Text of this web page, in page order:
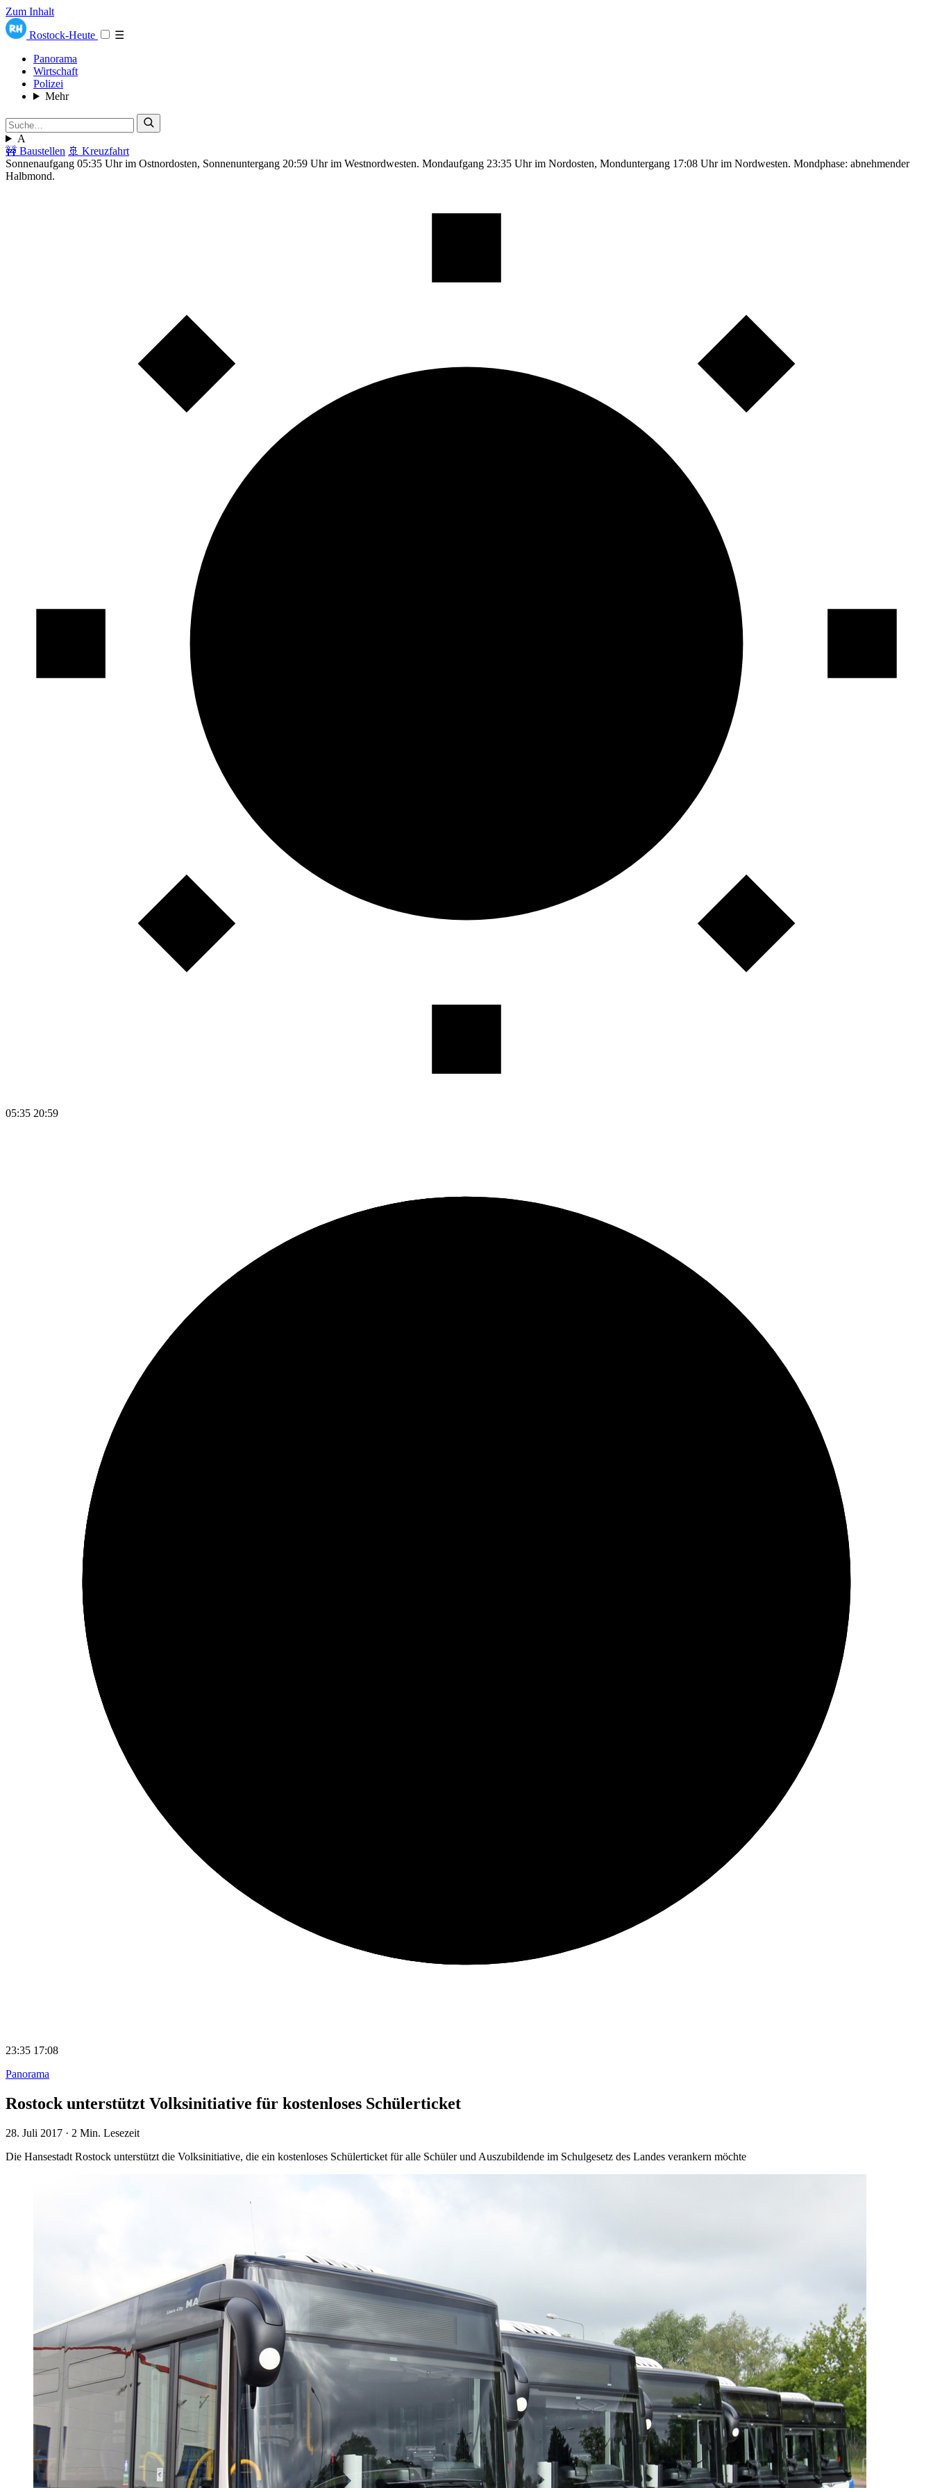
Zum Inhalt
Rostock-Heute
☰
Panorama
Wirtschaft
Polizei
Mehr
A
🚧 Baustellen 🚢 Kreuzfahrt
Sonnenaufgang 05:35 Uhr im Ostnordosten, Sonnenuntergang 20:59 Uhr im Westnordwesten. Mondaufgang 23:35 Uhr im Nordosten, Monduntergang 17:08 Uhr im Nordwesten. Mondphase: abnehmender
Halbmond.
05:35 20:59
23:35 17:08
Panorama
Rostock unterstützt Volksinitiative für kostenloses Schülerticket
28. Juli 2017 · 2 Min. Lesezeit
Die Hansestadt Rostock unterstützt die Volksinitiative, die ein kostenloses Schülerticket für alle Schüler und Auszubildende im Schulgesetz des Landes verankern möchte